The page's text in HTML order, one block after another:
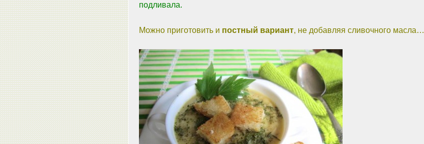
подливала.
Можно приготовить и постный вариант, не добавляя сливочного масла…